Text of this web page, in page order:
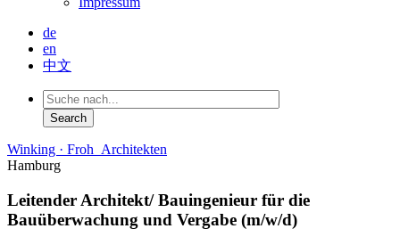
de
en
中文
Winking · Froh Architekten
Hamburg
Leitender Architekt/ Bauingenieur für die
Bauüberwachung und Vergabe (m/w/d)